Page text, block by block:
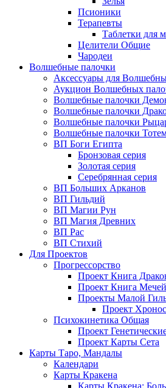
Псионики
Терапевты
Таблетки для
Целители Общие
Чародеи
Волшебные палочки
Аксессуары для
Аукцион Волшебных
Волшебные палочки
Волшебные палочки
Волшебные палочки
Волшебные палочки
ВП Боги Египта
Бронзовая серия
Золотая серия
Серебрянная серия
ВП Больших Арканов
ВП Гильдий
ВП Магии Рун
ВП Магия Древних
ВП Рас
ВП Стихий
Для Проектов
Прогрессорство
Проект Книга
Проект Книга Мечей
Проекты Малой
Проект Хронос
Психокинетика Общая
Проект
Проект Карты Сета
Карты Таро, Мандалы
Календари
Карты Кракена
Карты Кракена: